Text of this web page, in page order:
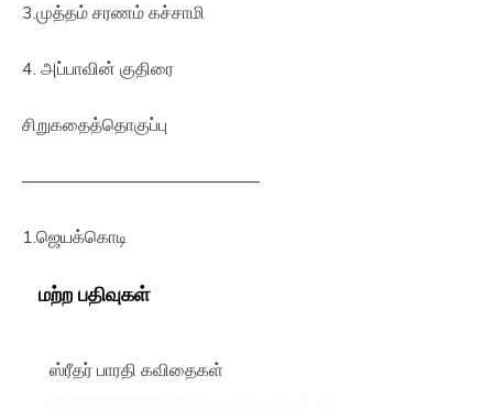
3.முத்தம் சரணம் கச்சாமி
4. அப்பாவின் குதிரை
சிறுகதைத்தொகுப்பு
—————————————–
1.ஜெயக்கொடி
மற்ற பதிவுகள்
ஸ்ரீதர் பாரதி கவிதைகள்